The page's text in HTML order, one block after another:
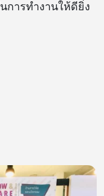
การทำงานให้ดียิ่ง